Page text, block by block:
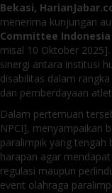
Bekasi,
menerima kunjungan
Committee Indonesia
misal 10 Oktober
sinergi antara institusi
disabilitas dalam
dan pemberdayaan
Dalam pertemuan
NPCI], menyampaikan
paralimpik yang tengah
harapan agar
regulasi maupun
event olahraga